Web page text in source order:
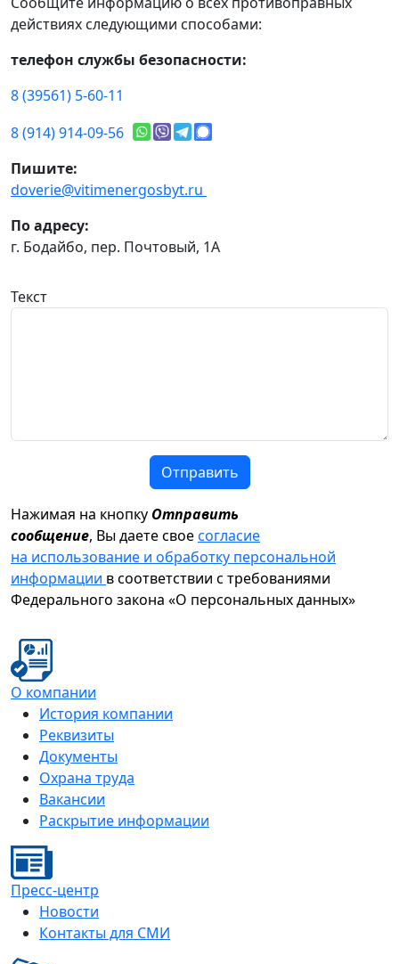
действиях следующими способами:
телефон службы безопасности:
8 (39561) 5-60-11
8 (914) 914-09-56
Пишите:
doverie@vitimenergosbyt.ru
По адресу:
г. Бодайбо, пер. Почтовый, 1А
Текст
Отправить
Нажимая на кнопку Отправить
сообщение, Вы даете своесогласие
на использование и обработку персональной
информации в соответствии с требованиями
Федерального закона «О персональных данных»
О компании
История компании
Реквизиты
Документы
Охрана труда
Вакансии
Раскрытие информации
Пресс-центр
Новости
Контакты для СМИ